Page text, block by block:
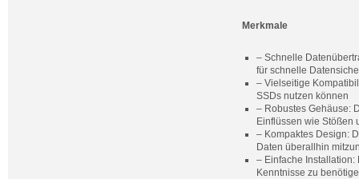
Merkmale
– Schnelle
für schnelle
– Vielseitige
SSDs nutzen können
– Robustes Gehäuse:
Einflüssen wie Stößen
– Kompaktes Design:
Daten überallhin
– Einfache Installation:
Kenntnisse zu